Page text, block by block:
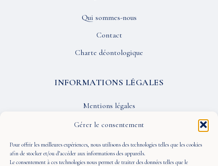
Gérer le consentement
Pour offrir les meilleures expériences, nous utilisons des technologies telles que les cookies
afin de stocker et/ou d’accéder aux informations des appareils.
Le consentement à ces technologies nous permet de traiter des données telles que le
Qui sommes-nous
Contact
Charte déontologique
INFORMATIONS LÉGALES
Mentions légales
Confidentialité
CGU